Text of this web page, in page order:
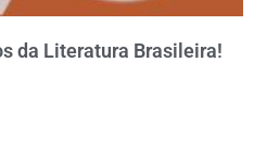
da Literatura Brasileira!